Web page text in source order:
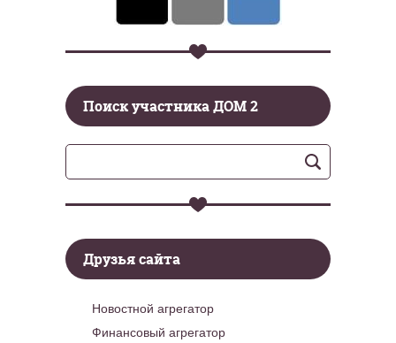
Поиск участника ДОМ 2
Друзья сайта
Новостной агрегатор
Финансовый агрегатор